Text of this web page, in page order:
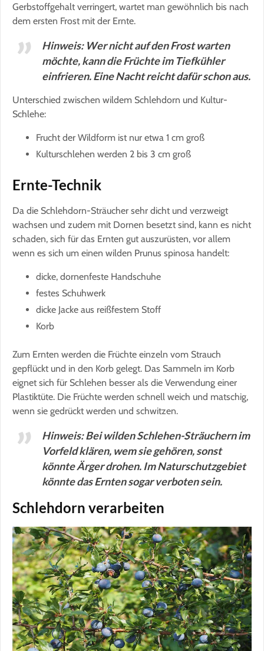
Gerbstoffgehalt verringert, wartet man gewöhnlich bis nach
dem ersten Frost mit der Ernte.
Hinweis: Wer nicht auf den Frost warten
möchte, kann die Früchte im Tiefkühler
einfrieren. Eine Nacht reicht dafür schon aus.
Unterschied zwischen wildem Schlehdorn und Kultur-
Schlehe:
Frucht der Wildform ist nur etwa 1 cm groß
Kulturschlehen werden 2 bis 3 cm groß
Ernte-Technik
Da die Schlehdorn-Sträucher sehr dicht und verzweigt
wachsen und zudem mit Dornen besetzt sind, kann es nicht
schaden, sich für das Ernten gut auszurüsten, vor allem
wenn es sich um einen wilden Prunus spinosa handelt:
dicke, dornenfeste Handschuhe
festes Schuhwerk
dicke Jacke aus reißfestem Stoff
Korb
Zum Ernten werden die Früchte einzeln vom Strauch
gepflückt und in den Korb gelegt. Das Sammeln im Korb
eignet sich für Schlehen besser als die Verwendung einer
Plastiktüte. Die Früchte werden schnell weich und matschig,
wenn sie gedrückt werden und schwitzen.
Hinweis: Bei wilden Schlehen-Sträuchern im
Vorfeld klären, wem sie gehören, sonst
könnte Ärger drohen. Im Naturschutzgebiet
könnte das Ernten sogar verboten sein.
Schlehdorn verarbeiten